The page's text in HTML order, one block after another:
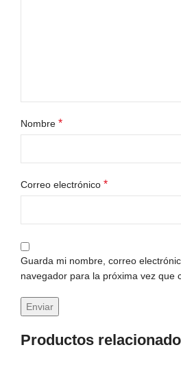
Nombre *
Correo electrónico *
Guarda mi nombre, correo
navegador para la próxima vez que
Productos